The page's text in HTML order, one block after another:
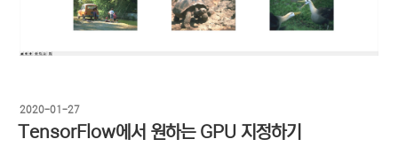
작
성
일
2020-01-27
TensorFlow에서 원하는 GPU 지정하기